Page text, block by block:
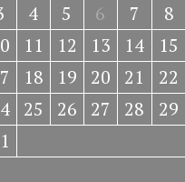
4 5 6 7
8
11 12 13 14
15
18 19 20 21
22
25 26 27 28
29